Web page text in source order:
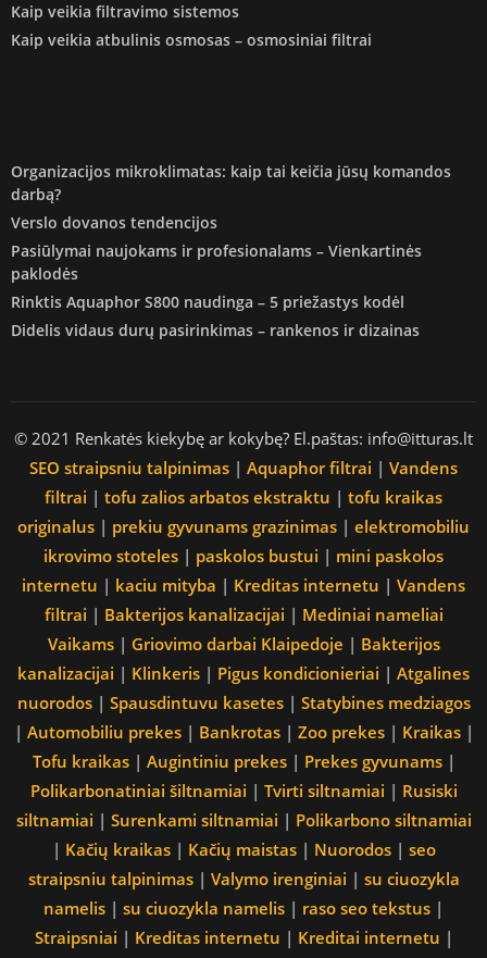
Kaip veikia filtravimo sistemos
Kaip veikia atbulinis osmosas – osmosiniai filtrai
Organizacijos mikroklimatas: kaip tai keičia jūsų komandos
darbą?
Verslo dovanos tendencijos
Pasiūlymai naujokams ir profesionalams – Vienkartinės
paklodės
Rinktis Aquaphor S800 naudinga – 5 priežastys kodėl
Didelis vidaus durų pasirinkimas – rankenos ir dizainas
© 2021 Renkatės kiekybę ar kokybę? El.paštas: info@itturas.lt
SEO straipsniu talpinimas | Aquaphor filtrai | Vandens
filtrai | tofu zalios arbatos ekstraktu | tofu kraikas
originalus | prekiu gyvunams grazinimas | elektromobiliu
ikrovimo stoteles | paskolos bustui | mini paskolos
internetu | kaciu mityba | Kreditas internetu | Vandens
filtrai | Bakterijos kanalizacijai | Mediniai nameliai
Vaikams| Griovimo darbai Klaipedoje | Bakterijos
kanalizacijai | Klinkeris | Pigus kondicionieriai | Atgalines
nuorodos| Spausdintuvu kasetes| Statybines medziagos
| Automobiliu prekes| Bankrotas| Zoo prekes| Kraikas|
Tofu kraikas| Augintiniu prekes| Prekes gyvunams|
Polikarbonatiniai šiltnamiai | Tvirti siltnamiai | Rusiski
siltnamiai | Surenkami siltnamiai | Polikarbono siltnamiai
| Kačių kraikas| Kačių maistas| Nuorodos| seo
straipsniu talpinimas| Valymo irenginiai | su ciuozykla
namelis | su ciuozykla namelis | raso seo tekstus |
Straipsniai | Kreditas internetu | Kreditai internetu |